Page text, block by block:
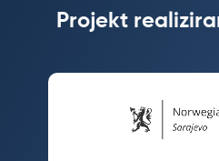
Projekt